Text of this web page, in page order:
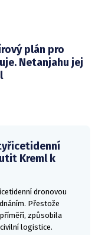
plán pro
Netanjahu jej
Kreml k
dronovou
Přestože
způsobila
logistice.